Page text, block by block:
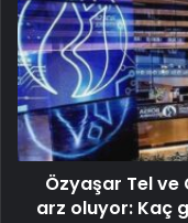
Özyaşar Tel
arz oluyor: Kaç